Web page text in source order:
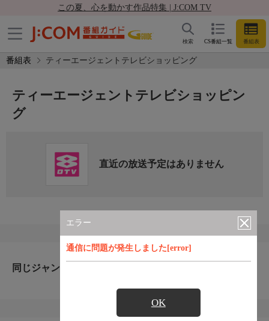
この夏、心を動かす作品特集 | J:COM TV
CS番組一覧 番組表
検索
番組表 ティーエージェントテレビショッピング
エラー
通信に問題が発生しました[error]
OK
ティーエージェントテレビショッピン
グ
直近の放送予定はありません
同じジャンルのおすすめ番組